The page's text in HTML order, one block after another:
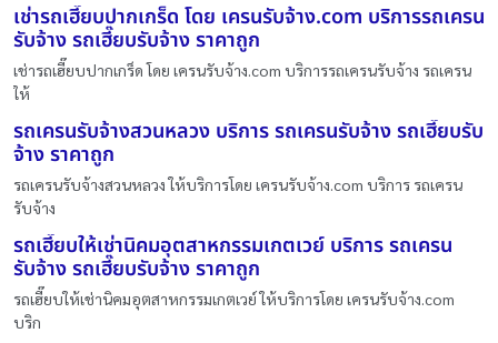
เช่ารถเฮี๊ยบปากเกร็ด โดย เครนรับจ้าง.com บริการรถเครน
รับจ้าง รถเฮี๊ยบรับจ้าง ราคาถูก
เช่ารถเฮี๊ยบปากเกร็ด โดย เครนรับจ้าง.com บริการรถเครนรับจ้าง รถเครน
ให้
รถเครนรับจ้างสวนหลวง บริการ รถเครนรับจ้าง รถเฮี๊ยบรับ
จ้าง ราคาถูก
รถเครนรับจ้างสวนหลวง ให้บริการโดย เครนรับจ้าง.com บริการ รถเครน
รับจ้าง
รถเฮี๊ยบให้เช่านิคมอุตสาหกรรมเกตเวย์ บริการ รถเครน
รับจ้าง รถเฮี๊ยบรับจ้าง ราคาถูก
รถเฮี๊ยบให้เช่านิคมอุตสาหกรรมเกตเวย์ ให้บริการโดย เครนรับจ้าง.com
บริก